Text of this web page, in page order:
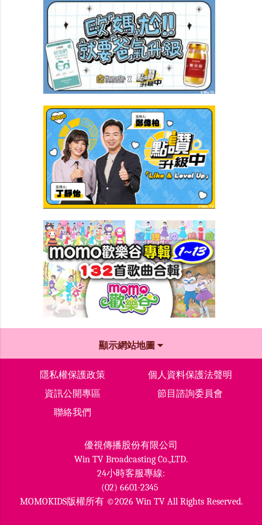
顯示網站地圖
隱私權保護政策
個人資料保護法聲明
資訊公開專區
節目諮詢委員會
聯絡我們
優視傳播股份有限公司
Win TV Broadcasting Co.,LTD.
24小時客服專線:
(02) 6601-2345
MOMOKIDS版權所有 ©2026 Win TV All Rights Reserved.